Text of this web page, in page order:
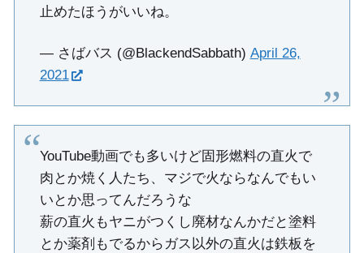
止めたほうがいいね。
— さばバス (@BlackendSabbath) April 26,
2021
YouTube動画でも多いけど固形燃料の直火で
肉とか焼く人たち、マジで火ならなんでもい
いとか思ってんだろうな
薪の直火もヤニがつくし廃材なんかだと塗料
とか薬剤もでるからガス以外の直火は鉄板を